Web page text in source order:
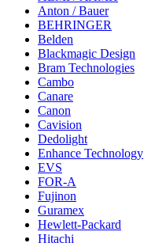
Anton / Bauer
BEHRINGER
Belden
Blackmagic Design
Bram Technologies
Cambo
Canare
Canon
Cavision
Dedolight
Enhance Technology
EVS
FOR-A
Fujinon
Guramex
Hewlett-Packard
Hitachi